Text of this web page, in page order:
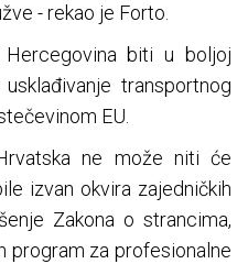
- rekao je Forto.
biti u boljoj
transportnog
EU.
ne može niti će
izvan okvira zajedničkih
Zakona o strancima,
program za profesionalne